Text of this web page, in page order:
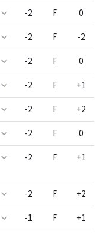
-2 F 0
-2 F -2
-2 F 0
-2 F +1
-2 F +2
-2 F 0
-2 F +1
-2 F +2
-1 F +1